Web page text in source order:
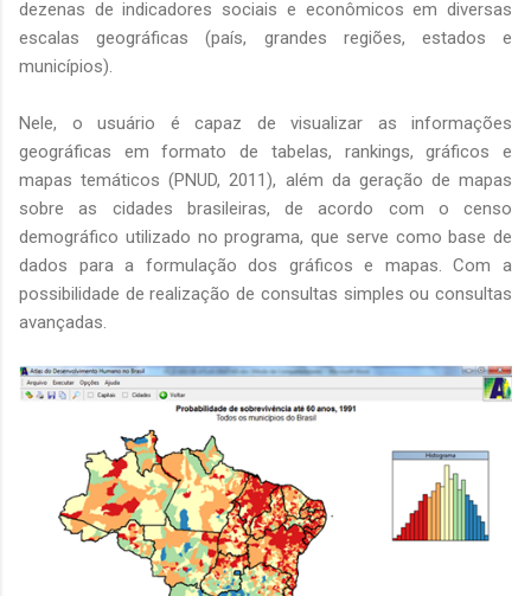
dezenas de indicadores sociais e econômicos em diversas
escalas geográficas (país, grandes regiões, estados e
municípios).
Nele, o usuário é capaz de visualizar as informações
geográficas em formato de tabelas, rankings, gráficos e
mapas temáticos (PNUD, 2011), além da geração de mapas
sobre as cidades brasileiras, de acordo com o censo
demográfico utilizado no programa, que serve como base de
dados para a formulação dos gráficos e mapas. Com a
possibilidade de realização de consultas simples ou consultas
avançadas.